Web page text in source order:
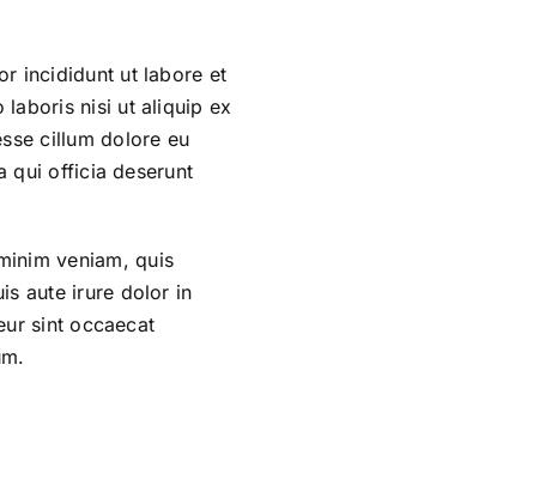
incididunt ut labore et
laboris nisi ut aliquip ex
cillum dolore eu
qui officia deserunt
veniam, quis
aute irure dolor in
sint occaecat